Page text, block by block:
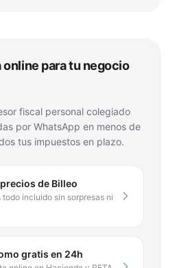
para tu negocio
fiscal personal colegiado
por WhatsApp en menos de
tus impuestos en plazo.
de Billeo
incluido sin sorpresas ni
gratis en 24h